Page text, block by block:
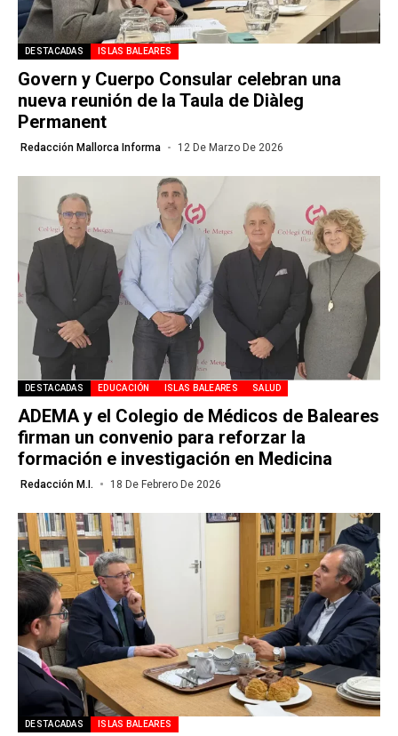
DESTACADAS ISLAS BALEARES
Govern y Cuerpo Consular celebran una
nueva reunión de la Taula de Diàleg
Permanent
Redacción Mallorca Informa 12 De Marzo De 2026
DESTACADAS EDUCACIÓN ISLAS BALEARES SALUD
ADEMA y el Colegio de Médicos de Baleares
firman un convenio para reforzar la
formación e investigación en Medicina
Redacción M.I. 18 De Febrero De 2026
DESTACADAS ISLAS BALEARES